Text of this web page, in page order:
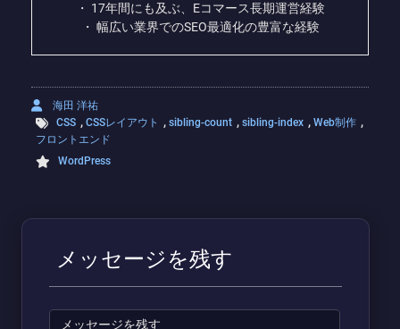
・ 17年間にも及ぶ、Eコマース長期運営経験
・ 幅広い業界でのSEO最適化の豊富な経験
海田 洋祐
CSS , CSSレイアウト , sibling-count , sibling-index , Web制作 ,
フロントエンド
WordPress
メッセージを残す